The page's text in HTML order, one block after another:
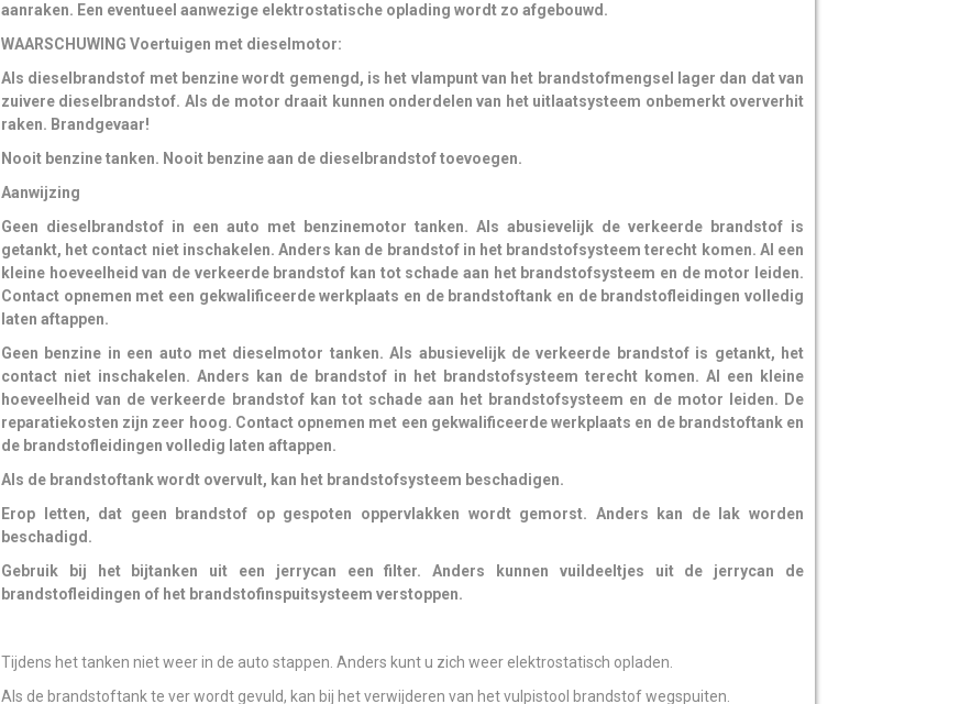
aanraken. Een eventueel aanwezige elektrostatische oplading wordt zo afgebouwd.
WAARSCHUWING Voertuigen met dieselmotor:
Als dieselbrandstof met benzine wordt gemengd, is het vlampunt van het brandstofmengsel lager dan dat van
zuivere dieselbrandstof. Als de motor draait kunnen onderdelen van het uitlaatsysteem onbemerkt oververhit
raken. Brandgevaar!
Nooit benzine tanken. Nooit benzine aan de dieselbrandstof toevoegen.
Aanwijzing
Geen dieselbrandstof in een auto met benzinemotor tanken. Als abusievelijk de verkeerde brandstof is
getankt, het contact niet inschakelen. Anders kan de brandstof in het brandstofsysteem terecht komen. Al een
kleine hoeveelheid van de verkeerde brandstof kan tot schade aan het brandstofsysteem en de motor leiden.
Contact opnemen met een gekwalificeerde werkplaats en de brandstoftank en de brandstofleidingen volledig
laten aftappen.
Geen benzine in een auto met dieselmotor tanken. Als abusievelijk de verkeerde brandstof is getankt, het
contact niet inschakelen. Anders kan de brandstof in het brandstofsysteem terecht komen. Al een kleine
hoeveelheid van de verkeerde brandstof kan tot schade aan het brandstofsysteem en de motor leiden. De
reparatiekosten zijn zeer hoog. Contact opnemen met een gekwalificeerde werkplaats en de brandstoftank en
de brandstofleidingen volledig laten aftappen.
Als de brandstoftank wordt overvult, kan het brandstofsysteem beschadigen.
Erop letten, dat geen brandstof op gespoten oppervlakken wordt gemorst. Anders kan de lak worden
beschadigd.
Gebruik bij het bijtanken uit een jerrycan een filter. Anders kunnen vuildeeltjes uit de jerrycan de
brandstofleidingen of het brandstofinspuitsysteem verstoppen.
Tijdens het tanken niet weer in de auto stappen. Anders kunt u zich weer elektrostatisch opladen.
Als de brandstoftank te ver wordt gevuld, kan bij het verwijderen van het vulpistool brandstof wegspuiten.